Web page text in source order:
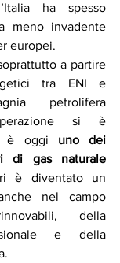
ha spesso
meno invadente
europei.
a partire
tra ENI e
petrolifera
si è
è oggi uno dei
di gas naturale
è diventato un
nel campo
della
e della